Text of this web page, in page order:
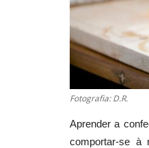
Fotografia: D.R.
Aprender a
comportar-se à